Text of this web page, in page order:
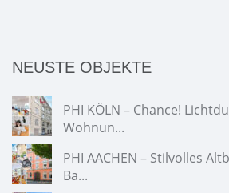
NEUSTE OBJEKTE
PHI KÖLN – Chance!
Wohnun...
PHI AACHEN – Stilvolles
Ba...